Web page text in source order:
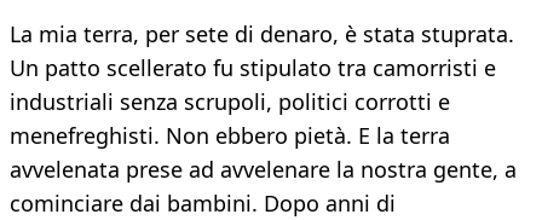
La mia terra, per sete di denaro, è stata stuprata.
Un patto scellerato fu stipulato tra camorristi e
industriali senza scrupoli, politici corrotti e
menefreghisti. Non ebbero pietà. E la terra
avvelenata prese ad avvelenare la nostra gente, a
cominciare dai bambini. Dopo anni di